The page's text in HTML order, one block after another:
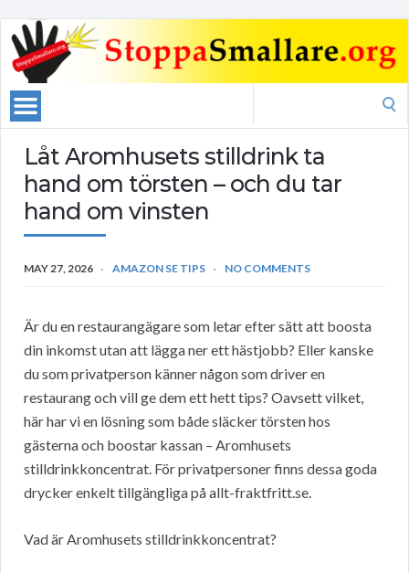
Låt Aromhusets stilldrink ta
hand om törsten – och du tar
hand om vinsten
MAY 27, 2026 AMAZON SE TIPS NO COMMENTS
Är du en restaurangägare som letar efter sätt att boosta
din inkomst utan att lägga ner ett hästjobb? Eller kanske
du som privatperson känner någon som driver en
restaurang och vill ge dem ett hett tips? Oavsett vilket,
här har vi en lösning som både släcker törsten hos
gästerna och boostar kassan – Aromhusets
stilldrinkkoncentrat. För privatpersoner finns dessa goda
drycker enkelt tillgängliga på allt-fraktfritt.se.
Vad är Aromhusets stilldrinkkoncentrat?